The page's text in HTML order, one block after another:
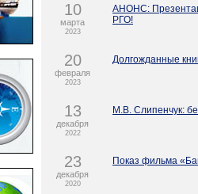
10
марта
2023
АНОНС:
РГО!
20
февраля
2023
Долгожданные
13
декабря
2022
М.В. Слипенчук:
23
декабря
2020
Показ фильма